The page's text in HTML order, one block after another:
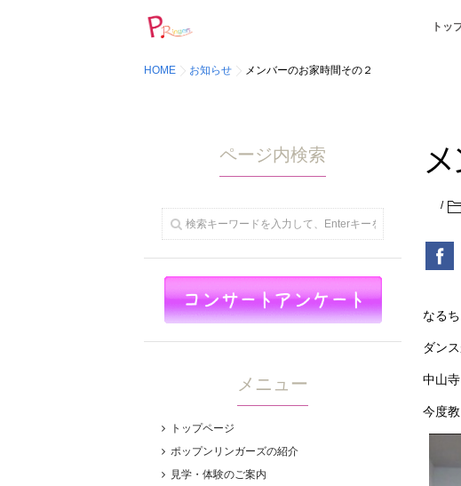
トッ
HOME お知らせ メンバーのお家時間その２
メ
なる
ダン
中山
今度
ページ内検索
メニュー
トップページ
ポップンリンガーズの紹介
見学・体験のご案内